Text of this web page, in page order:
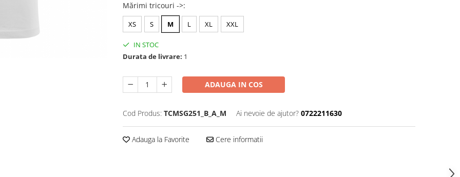
Mărimi tricouri ->:
XS S M L XL XXL
IN STOC
Durata de livrare: 1
ADAUGA IN COS
Cod Produs: TCMSG251_B_A_M Ai nevoie de ajutor? 0722211630
Adauga la Favorite Cere informatii